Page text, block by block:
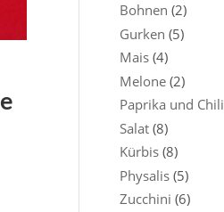
Bohnen (2)
Gurken (5)
Mais (4)
Melone (2)
Paprika und Chili
Salat (8)
Kürbis (8)
Physalis (5)
Zucchini (6)